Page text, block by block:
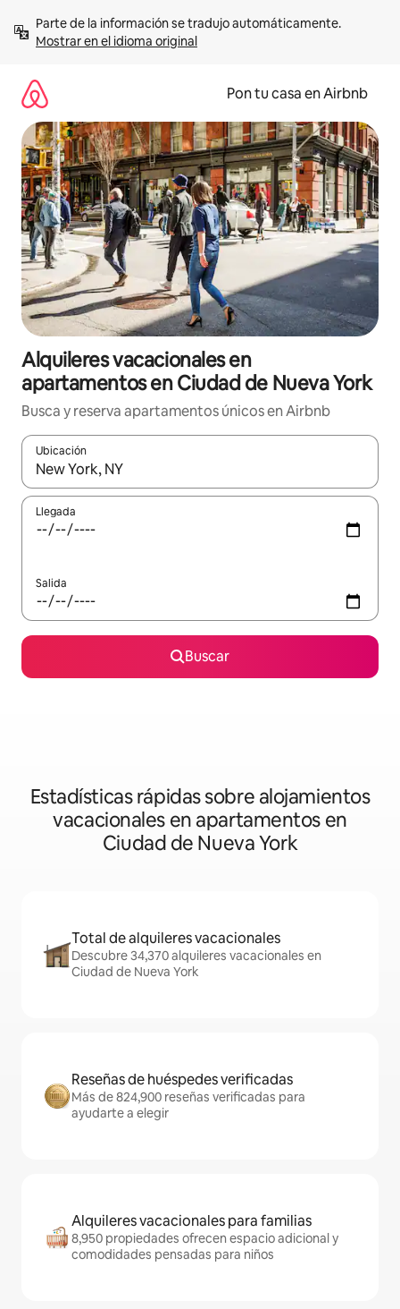
contenidoMostrar en el idioma original
Pon tu casa en Airbnb
Alquileres vacacionales en
apartamentos en Ciudad de Nueva York
Busca y reserva apartamentos únicos en Airbnb
Ubicación
Cuando los resultados estén disponibles, navega con las
Llegada
Salida
Buscar
Estadísticas rápidas sobre alojamientos
vacacionales en apartamentos en
Ciudad de Nueva York
Total de alquileres vacacionales
Descubre 34,370 alquileres vacacionales en
Ciudad de Nueva York
Reseñas de huéspedes verificadas
Más de 824,900 reseñas verificadas para
ayudarte a elegir
Alquileres vacacionales para familias
8,950 propiedades ofrecen espacio adicional y
comodidades pensadas para niños